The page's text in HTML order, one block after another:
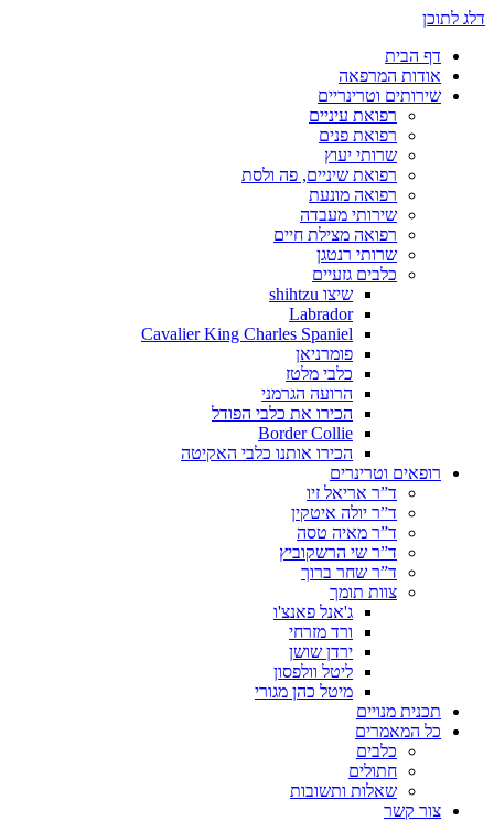
דלג לתוכן
דף הבית
אודות המרפאה
שירותים וטרינריים
רפואת עיניים
רפואת פנים
שרותי יעוץ
רפואת שיניים, פה ולסת
רפואה מונעת
שירותי מעבדה
רפואה מצילת חיים
שרותי רנטגן
כלבים גזעיים
שיצו shihtzu
Labrador
Cavalier King Charles Spaniel
פומרניאן
כלבי מלטז
הרועה הגרמני
הכירו את כלבי הפודל
Border Collie
הכירו אותנו כלבי האקיטה
רופאים וטרינרים
ד”ר אריאל זיו
ד”ר יולה איטקין
ד”ר מאיה טסה
ד”ר שי הרשקוביץ
ד”ר שחר ברוך
צוות תומך
ג'אנל פאנצ'ו
ורד מזרחי
ירדן שושן
ליטל וולפסון
מיטל כהן מגורי
תכנית מנויים
כל המאמרים
כלבים
חתולים
שאלות ותשובות
צור קשר